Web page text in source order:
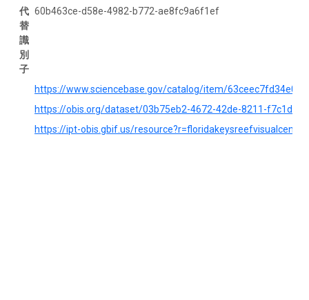
代
替
識
別
子
60b463ce-d58e-4982-b772-ae8fc9a6f1ef
https://www.sciencebase.gov/catalog/item/
https://obis.org/dataset/03b75eb2-4672-42de-8211-
https://ipt-obis.gbif.us/